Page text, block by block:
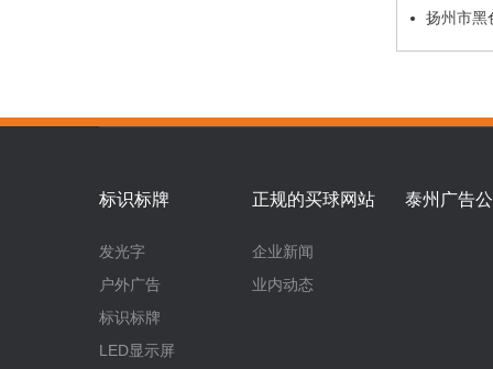
扬州市黑
标识标牌
发光字
户外广告
标识标牌
LED显示屏
正规的买球网站
企业新闻
业内动态
泰州广告